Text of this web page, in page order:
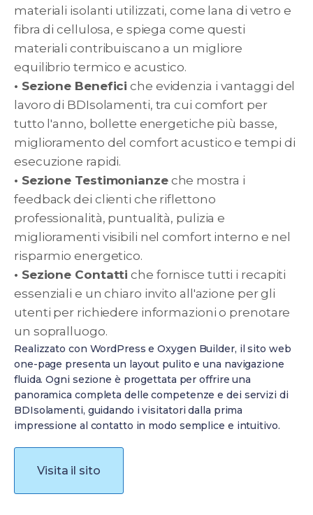
materiali isolanti utilizzati, come lana di vetro e
fibra di cellulosa, e spiega come questi
materiali contribuiscano a un migliore
equilibrio termico e acustico.
• Sezione Benefici che evidenzia i vantaggi del
lavoro di BDIsolamenti, tra cui comfort per
tutto l'anno, bollette energetiche più basse,
miglioramento del comfort acustico e tempi di
esecuzione rapidi.
• Sezione Testimonianzeche mostra i
feedback dei clienti che riflettono
professionalità, puntualità, pulizia e
miglioramenti visibili nel comfort interno e nel
risparmio energetico.
• Sezione Contatti che fornisce tutti i recapiti
essenziali e un chiaro invito all'azione per gli
utenti per richiedere informazioni o prenotare
un sopralluogo.
Realizzato con WordPress e Oxygen Builder, il sito web
one-page presenta un layout pulito e una navigazione
fluida. Ogni sezione è progettata per offrire una
panoramica completa delle competenze e dei servizi di
BDIsolamenti, guidando i visitatori dalla prima
impressione al contatto in modo semplice e intuitivo.
Visita il sito